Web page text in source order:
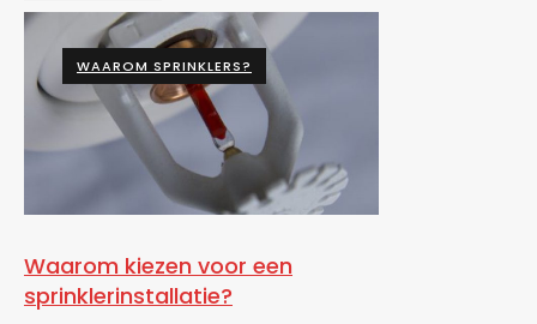
WAAROM SPRINKLERS?
Waarom kiezen voor een
sprinklerinstallatie?